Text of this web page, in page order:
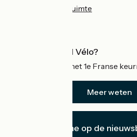
Professionele ruimte
Wat is Accueil Vélo?
Accueil Vélo is het 1e Franse
Meer weten
Ik abonneer me op de